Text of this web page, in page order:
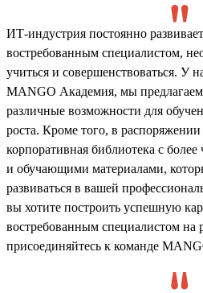
ИТ-индустрия постоянно
востребованным специалистом,
учиться и совершенствоваться. У
MANGO Академия, мы
различные возможности для
роста. Кроме того, в
корпоративная библиотека с
и обучающими материалами,
развиваться в вашей
вы хотите построить успешную
востребованным специалистом на
присоединяйтесь к команде